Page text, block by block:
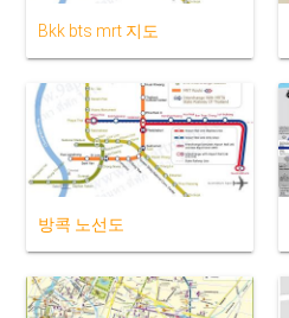
Bkk bts mrt 지도
방콕 노선도